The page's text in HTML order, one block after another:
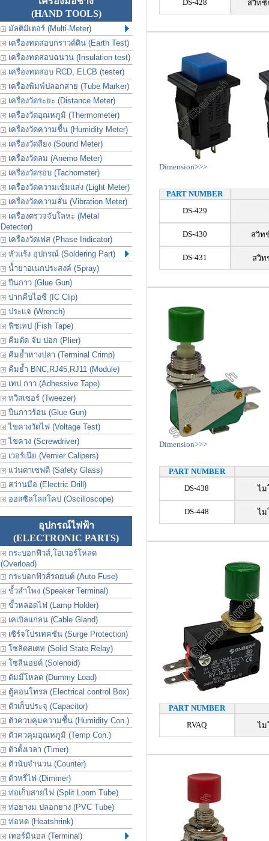
(HAND TOOLS)
มัลติมิเตอร์ (Multi-Meter)
เครื่องทดสอบกราวด์ดิน (Earth Test)
เครื่องทดสอบฉนวน (Insulation test)
เครื่องทดสอบ RCD, ELCB (tester)
เครื่องพิมพ์ปลอกสาย (Tube Marker)
เครื่องวัดระยะ (Distance Meter)
เครื่องวัดอุณหภูมิ (Thermometer)
เครื่องวัดความชื้น (Humidity Meter)
เครื่องวัดสียง (Sound Meter)
เครื่องวัดลม (Anemo Meter)
เครื่องวัดรอบ (Tachometer)
เครื่องวัดความเข้มแสง (Light Meter)
เครื่องวัดความสั่น (Vibration Meter)
เครื่องตรวจจับโลหะ (Metal
Detector)
เครื่องวัดเฟส (Phase Indicator)
หัวแร้ง อุปกรณ์ (Soldering Part)
น้ำยาอเนกประสงค์ (Spray)
ปืนกาว (Glue Gun)
ปากคีบไอซี (IC Clip)
ประเเจ (Wrench)
ฟิชเทป (Fish Tape)
คีมตัด จับ ปอก (Plier)
คีมย้ำหางปลา (Terminal Crimp)
คีมย้ำ BNC,RJ45,RJ11 (Module)
เทป กาว (Adhessive Tape)
ทวิสเซอร์ (Tweezer)
ปืนกาวร้อน (Glue Gun)
ไขควงวัดไฟ (Voltage Test)
ไขควง (Screwdriver)
เวอร์เนีย (Vernier Calipers)
แว่นตาเซฟตี (Safety Glass)
สว่านมือ (Electric Drill)
ออสซิลโลสโคป (Oscilloscope)
อุปกรณ์ไฟฟ้า
(ELECTRONIC PARTS)
กระบอกฟิวส์,โอเวอร์โหลด
(Overload)
กระบอกฟิวส์รถยนต์ (Auto Fuse)
ขั้วลำโพง (Speaker Terminal)
ขั้วหลอดไฟ (Lamp Holder)
เคเบิลแกลน (Cable Gland)
เซิร์จโปรเทคชัน (Surge Protection)
โซลิดสเตท (Solid State Relay)
โซลินอยด์ (Solenoid)
ดัมมี่โหลด (Dummy Load)
ตู้คอนโทรล (Electrical control Box)
ตัวเก็บประจุ (Capacitor)
ตัวควบคุมความชื้น (Humidity Con.)
ตัวควคุมอุณหภูมิ (Temp Con.)
ตัวตั้งเวลา (Timer)
ตัวนับจำนวน (Counter)
ตัวหรี่ไฟ (Dimmer)
ท่อเก็บสายไฟ (Split Loom Tube)
ท่อยางม ปลอกยาง (PVC Tube)
ท่อหด (Heatshrink)
เทอร์มินอล (Terminal)
DS-428 สวิทช์
Dimension>>>
PART NUMBER
DS-429
DS-430 สวิท
DS-431 สวิท
Dimension>>>
PART NUMBER
DS-438
ไม
DS-448 ไม
PART NUMBER
RVAQ
ไม